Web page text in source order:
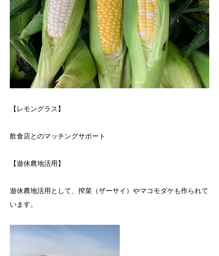
【レモングラス】
飲食店とのマッチングサポート
【遊休農地活用】
遊休農地活用として、搾菜（ザーサイ）やマコモダケも作られて
います。